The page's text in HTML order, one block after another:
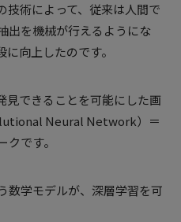
技術によって、従来は人間で
出を機械が行えるようにな
向上したのです。
見できることを可能にした画
Neural Network）＝
です。
数学モデルが、深層学習を可